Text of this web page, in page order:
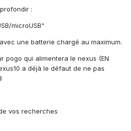
:
microUSB"
une batterie chargé au maximum.
pogo qui alimentera le nexus (EN
a déjà le défaut de ne pas
vos recherches